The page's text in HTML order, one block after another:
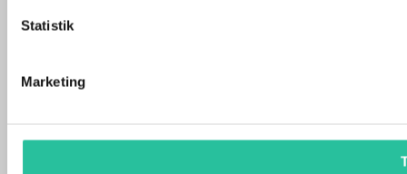
Statistik
Marketing